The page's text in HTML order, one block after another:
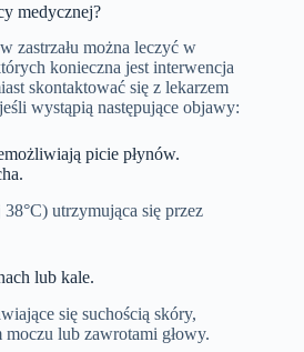
medycznej?
zastrzału można leczyć w
konieczna jest interwencja
skontaktować się z lekarzem
wystąpią następujące objawy:
picie płynów.
utrzymująca się przez
lub kale.
się suchością skóry,
lub zawrotami głowy.